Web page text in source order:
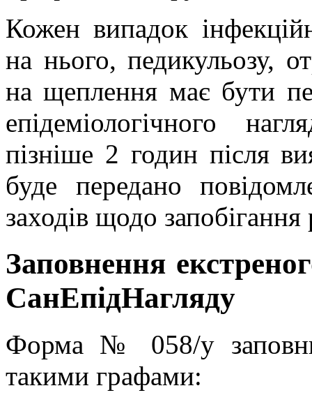
Кожен випадок
на нього, педикульозу,
на щеплення має бути
епідеміологічного
пізніше 2 годин після
буде передано
заходів щодо
Заповнення
СанЕпідНагляду
Форма № 058/у
такими графами: